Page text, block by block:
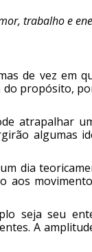
trabalho e
de vez em
propósito,
atrapalhar
algumas
dia
aos
seja seu
A